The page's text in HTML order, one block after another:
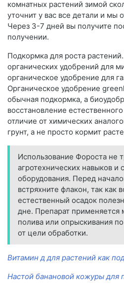
комнатных растений зимой
уточнит у вас все детали и мы
Через 3-7 дней вы получите
получении.
Подкормка для роста
органических удобрений для
органическое удобрение для
Органическое удобрение
обычная подкормка, а
восстановление
отличие от химических
грунт, а не просто кормит
Использование Фороста не
агротехнических навыков и
оборудования. Перед
встряхните флакон, так как
естественный осадок
дне. Препарат применяется
полива или опрыскивания
от цели обработки.
Витамин д для растений как
Настой банановой кожуры для